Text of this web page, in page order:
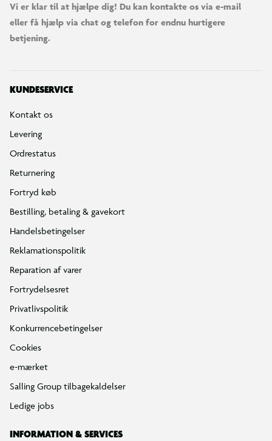
Vi er klar til at hjælpe dig! Du kan kontakte os via e-mail
eller få hjælp via chat og telefon for endnu hurtigere
betjening.
KUNDESERVICE
Kontakt os
Levering
Ordrestatus
Returnering
Fortryd køb
Bestilling, betaling & gavekort
Handelsbetingelser
Reklamationspolitik
Reparation af varer
Fortrydelsesret
Privatlivspolitik
Konkurrencebetingelser
Cookies
e-mærket
Salling Group tilbagekaldelser
Ledige jobs
INFORMATION & SERVICES